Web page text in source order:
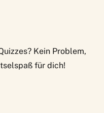
Kein Problem,
für dich!